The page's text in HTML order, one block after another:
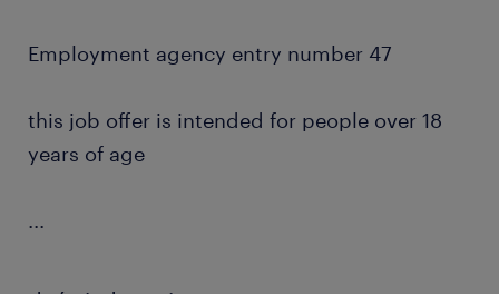
Employment agency entry number 47
this job offer is intended for people over 18
years of age
...